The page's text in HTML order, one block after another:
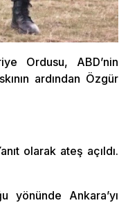
Ordusu, ABD’nin
ardından Özgür
olarak ateş açıldı.
Ankara’yı